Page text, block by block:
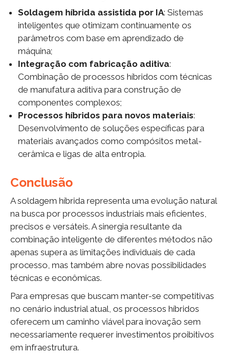
Soldagem híbrida assistida por IA: Sistemas
inteligentes que otimizam continuamente os
parâmetros com base em aprendizado de
máquina;
Integração com fabricação aditiva:
Combinação de processos híbridos com técnicas
de manufatura aditiva para construção de
componentes complexos;
Processos híbridos para novos materiais:
Desenvolvimento de soluções específicas para
materiais avançados como compósitos metal-
cerâmica e ligas de alta entropia.
Conclusão
A soldagem híbrida representa uma evolução natural
na busca por processos industriais mais eficientes,
precisos e versáteis. A sinergia resultante da
combinação inteligente de diferentes métodos não
apenas supera as limitações individuais de cada
processo, mas também abre novas possibilidades
técnicas e econômicas.
Para empresas que buscam manter-se competitivas
no cenário industrial atual, os processos híbridos
oferecem um caminho viável para inovação sem
necessariamente requerer investimentos proibitivos
em infraestrutura.